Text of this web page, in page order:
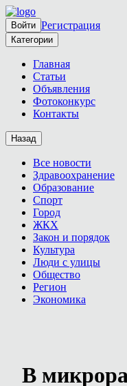
Войти Регистрация
Категории
Главная
Статьи
Объявления
Фотоконкурс
Контакты
Назад
Все новости
Здравоохранение
Образование
Спорт
Город
ЖКХ
Закон и порядок
Культура
Люди с улицы
Общество
Регион
Экономика
В